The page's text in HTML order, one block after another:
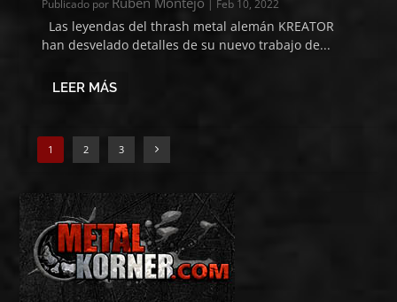
Publicado por | Feb 10, 2022
Las leyendas del thrash metal alemán KREATOR
han desvelado detalles de su nuevo trabajo de...
LEER MÁS
1 2 3